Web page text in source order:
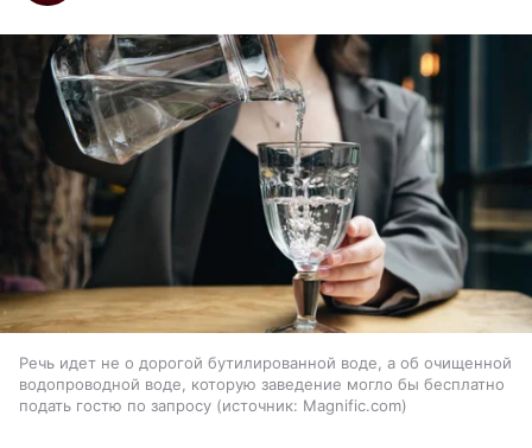
Речь идет не о дорогой бутилированной воде, а об очищенной
водопроводной воде, которую заведение могло бы бесплатно
подать гостю по запросу
источник: Magnific.com